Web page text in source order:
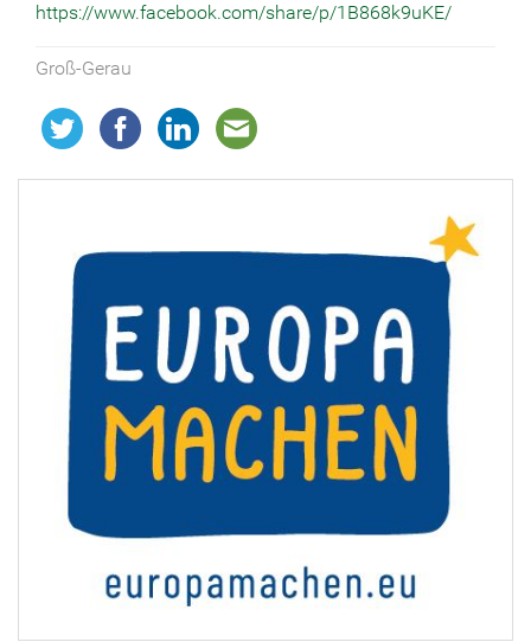
https://www.facebook.com/share/p/1B868k9uKE/
Groß-Gerau